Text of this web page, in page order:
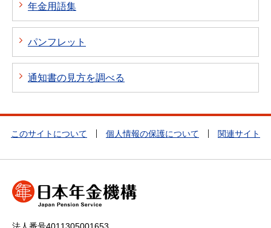
年金用語集
パンフレット
通知書の見方を調べる
このサイトについて 個人情報の保護について 関連サイト